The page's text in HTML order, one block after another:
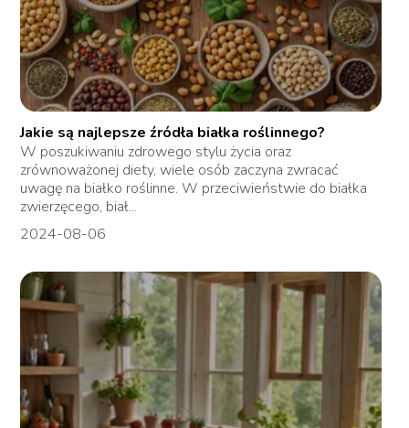
Jakie są najlepsze źródła białka roślinnego?
W poszukiwaniu zdrowego stylu życia oraz
zrównoważonej diety, wiele osób zaczyna zwracać
uwagę na białko roślinne. W przeciwieństwie do białka
zwierzęcego, biał...
2024-08-06